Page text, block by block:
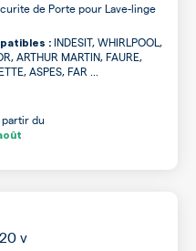
de Porte pour Lave-linge
: INDESIT, WHIRLPOOL,
ARTHUR MARTIN, FAURE,
ASPES, FAR ...
du
v